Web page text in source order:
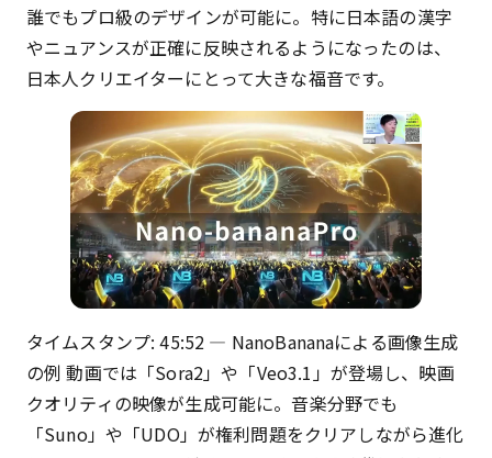
誰でもプロ級のデザインが可能に。特に日本語の漢字
やニュアンスが正確に反映されるようになったのは、
日本人クリエイターにとって大きな福音です。
タイムスタンプ: 45:52 — NanoBananaによる画像生成
の例 動画では「Sora2」や「Veo3.1」が登場し、映画
クオリティの映像が生成可能に。音楽分野でも
「Suno」や「UDO」が権利問題をクリアしながら進化